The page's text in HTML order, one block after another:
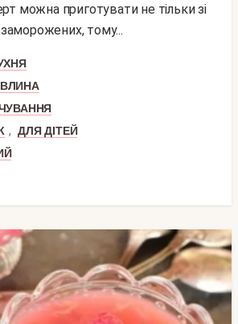
можна приготувати не тільки зі
заморожених, тому...
, ДЛЯ ДІТЕЙ